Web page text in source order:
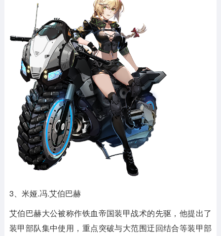
3、米娅.冯.艾伯巴赫
艾伯巴赫大公被称作铁血帝国装甲战术的先驱，他提出了
装甲部队集中使用，重点突破与大范围迂回结合等装甲部